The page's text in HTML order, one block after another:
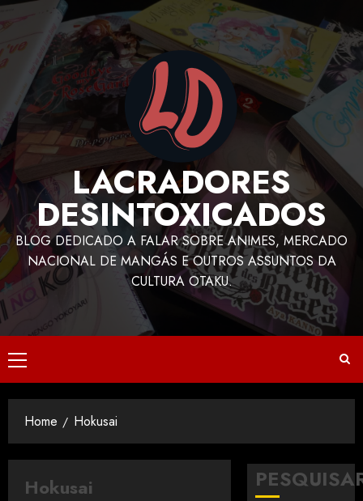
LACRADORES
DESINTOXICADOS
BLOG DEDICADO A FALAR SOBRE ANIMES, MERCADO
NACIONAL DE MANGÁS E OUTROS ASSUNTOS DA
CULTURA OTAKU.
Home Hokusai
Hokusai